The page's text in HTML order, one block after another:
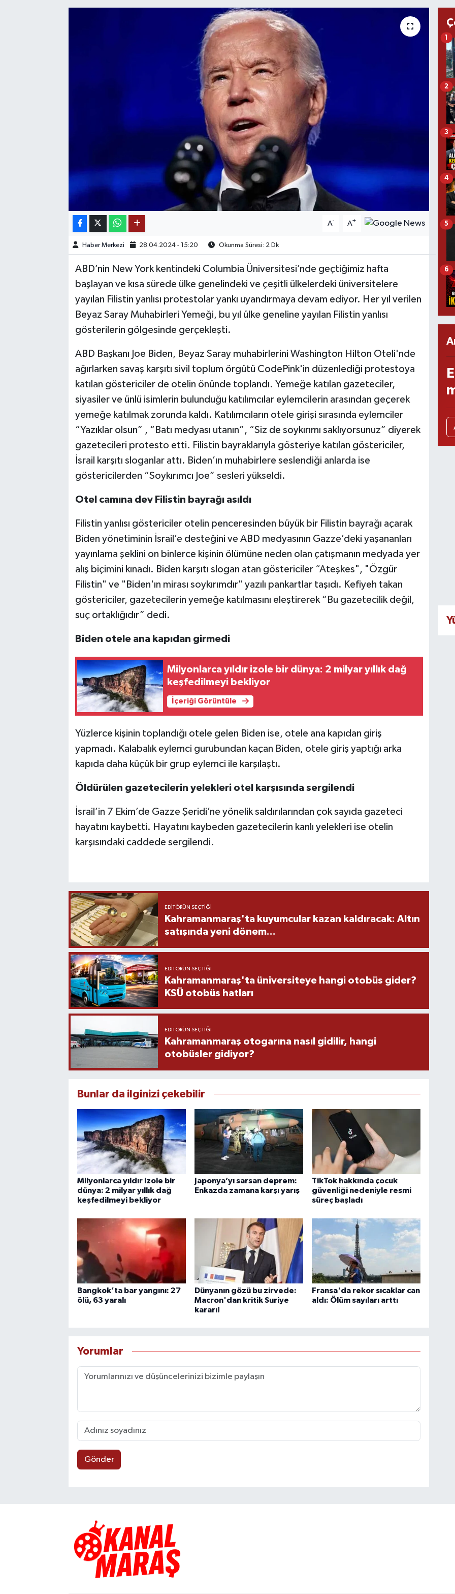
A- A+
Haber Merkezi 28.04.2024 - 15:20 Okunma Süresi: 2 Dk
ABD’nin New York kentindeki Columbia Üniversitesi’nde geçtiğimiz hafta
başlayan ve kısa sürede ülke genelindeki ve çeşitli ülkelerdeki üniversitelere
yayılan Filistin yanlısı protestolar yankı uyandırmaya devam ediyor. Her yıl verilen
Beyaz Saray Muhabirleri Yemeği, bu yıl ülke geneline yayılan Filistin yanlısı
gösterilerin gölgesinde gerçekleşti.
ABD Başkanı Joe Biden, Beyaz Saray muhabirlerini Washington Hilton Oteli'nde
ağırlarken savaş karşıtı sivil toplum örgütü CodePink'in düzenlediği protestoya
katılan göstericiler de otelin önünde toplandı. Yemeğe katılan gazeteciler,
siyasiler ve ünlü isimlerin bulunduğu katılımcılar eylemcilerin arasından geçerek
yemeğe katılmak zorunda kaldı. Katılımcıların otele girişi sırasında eylemciler
“Yazıklar olsun” , “Batı medyası utanın”, “Siz de soykırımı saklıyorsunuz” diyerek
gazetecileri protesto etti. Filistin bayraklarıyla gösteriye katılan göstericiler,
İsrail karşıtı sloganlar attı. Biden’ın muhabirlere seslendiği anlarda ise
göstericilerden “Soykırımcı Joe” sesleri yükseldi.
Otel camına dev Filistin bayrağı asıldı
Filistin yanlısı göstericiler otelin penceresinden büyük bir Filistin bayrağı açarak
Biden yönetiminin İsrail’e desteğini ve ABD medyasının Gazze’deki yaşananları
yayınlama şeklini on binlerce kişinin ölümüne neden olan çatışmanın medyada yer
alış biçimini kınadı. Biden karşıtı slogan atan göstericiler “Ateşkes", "Özgür
Filistin" ve "Biden'ın mirası soykırımdır" yazılı pankartlar taşıdı. Kefiyeh takan
göstericiler, gazetecilerin yemeğe katılmasını eleştirerek “Bu gazetecilik değil,
suç ortaklığıdır” dedi.
Biden otele ana kapıdan girmedi
Milyonlarca yıldır izole bir dünya: 2 milyar yıllık dağ
keşfedilmeyi bekliyor
İçeriği Görüntüle
Yüzlerce kişinin toplandığı otele gelen Biden ise, otele ana kapıdan giriş
yapmadı. Kalabalık eylemci gurubundan kaçan Biden, otele giriş yaptığı arka
kapıda daha küçük bir grup eylemci ile karşılaştı.
Öldürülen gazetecilerin yelekleri otel karşısında sergilendi
İsrail’in 7 Ekim’de Gazze Şeridi’ne yönelik saldırılarından çok sayıda gazeteci
hayatını kaybetti. Hayatını kaybeden gazetecilerin kanlı yelekleri ise otelin
karşısındaki caddede sergilendi.
EDITÖRÜN SEÇTIĞI
Kahramanmaraş'ta kuyumcular kazan kaldıracak: Altın
satışında yeni dönem...
EDITÖRÜN SEÇTIĞI
Kahramanmaraş'ta üniversiteye hangi otobüs gider?
KSÜ otobüs hatları
EDITÖRÜN SEÇTIĞI
Kahramanmaraş otogarına nasıl gidilir, hangi
otobüsler gidiyor?
Bunlar da ilginizi çekebilir
Milyonlarca yıldır izole bir
dünya: 2 milyar yıllık dağ
keşfedilmeyi bekliyor
Japonya’yı sarsan deprem:
Enkazda zamana karşı yarış
TikTok hakkında çocuk
güvenliği nedeniyle resmi
süreç başladı
Bangkok’ta bar yangını: 27
ölü, 63 yaralı
Dünyanın gözü bu zirvede:
Macron'dan kritik Suriye
kararı!
Fransa'da rekor sıcaklar can
aldı: Ölüm sayıları arttı
Yorumlar
Gönder
1
2
3
4
5
6
KÜLTÜR SANAT